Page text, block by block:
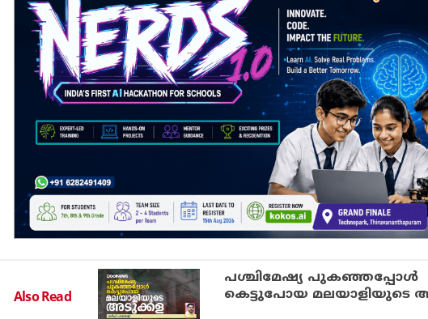
Also Read
പശ്ചിമേഷ്യ പുകഞ്ഞപ്പോള്‍
കെട്ടുപോയ മലയാളിയുടെ